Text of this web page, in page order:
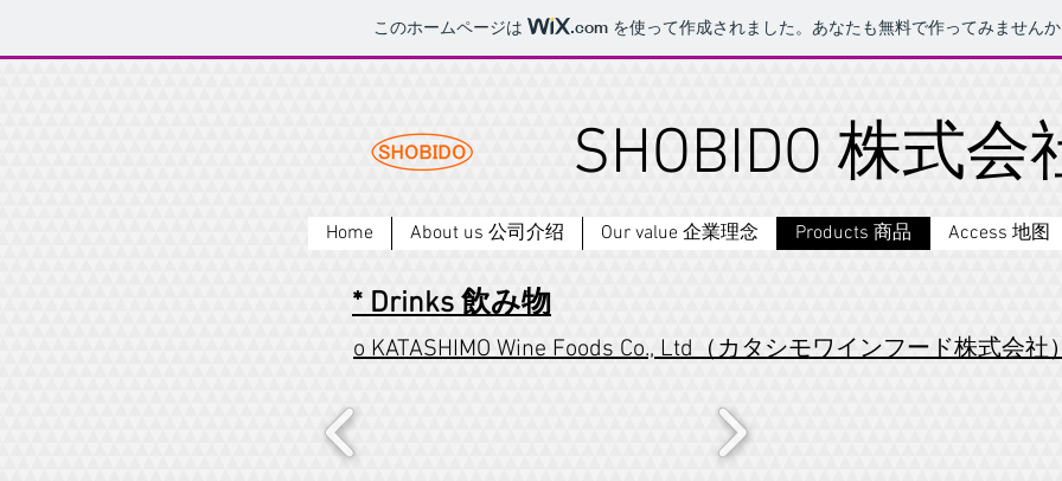
このホームページは .com を使って作成されました。あなたも無料で作ってみません
​SHOBIDO 株式会
Home About us 公司介绍 Our value 企業理念 Products 商品 Access 地图
* Drinks 飲み物
o KATASHIMO Wine Foods Co., Ltd（カタシモワインフード株式会社